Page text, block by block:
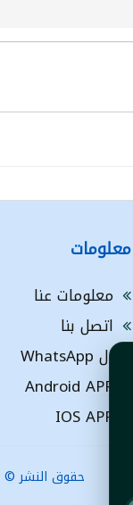
معلومات
معلومات عنا
اتصل بنا
ال WhatsApp
Android APP
IOS APP
حقوق النشر ©